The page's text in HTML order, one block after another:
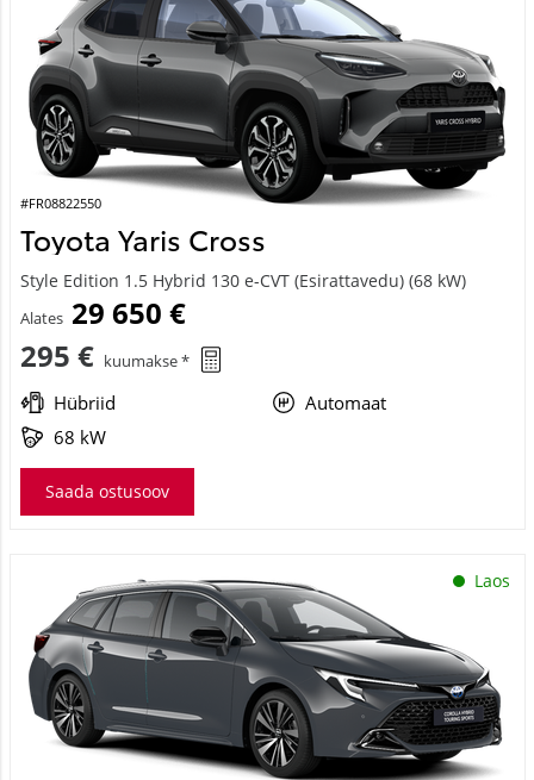
#FR08822550
Toyota Yaris Cross
Style Edition 1.5 Hybrid 130 e-CVT (Esirattavedu) (68 kW)
Alates 29 650 €
295 € kuumakse *
Hübriid
Automaat
68 kW
Saada ostusoov
Laos